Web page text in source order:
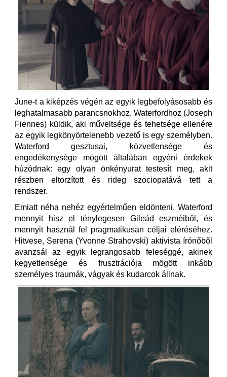
June-t a kiképzés végén az egyik legbefolyásosabb és
leghatalmasabb parancsnokhoz, Waterfordhoz (Joseph
Fiennes) küldik, aki műveltsége és tehetsége ellenére
az egyik legkönyörtelenebb vezető is egy személyben.
Waterford gesztusai, közvetlensége és
engedékenysége mögött általában egyéni érdekek
húzódnak: egy olyan önkényurat testesít meg, akit
részben eltorzított és rideg szociopatává tett a
rendszer.
Emiatt néha nehéz egyértelműen eldönteni, Waterford
mennyit hisz el ténylegesen Gileád eszméiből, és
mennyit használ fel pragmatikusan céljai eléréséhez.
Hitvese, Serena (Yvonne Strahovski) aktivista írónőből
avanzsál az egyik legrangosabb feleséggé, akinek
kegyetlensége és frusztrációja mögött inkább
személyes traumák, vágyak és kudarcok állnak.